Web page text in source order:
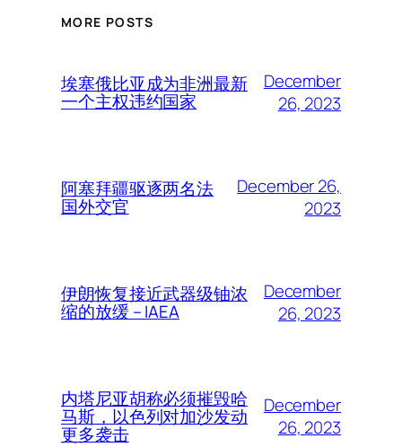
MORE POSTS
埃塞俄比亚成为非洲最新
一个主权违约国家
December
26, 2023
阿塞拜疆驱逐两名法
国外交官
December 26,
2023
伊朗恢复接近武器级铀浓
缩的放缓 – IAEA
December
26, 2023
内塔尼亚胡称必须摧毁哈
马斯，以色列对加沙发动
更多袭击
December
26, 2023